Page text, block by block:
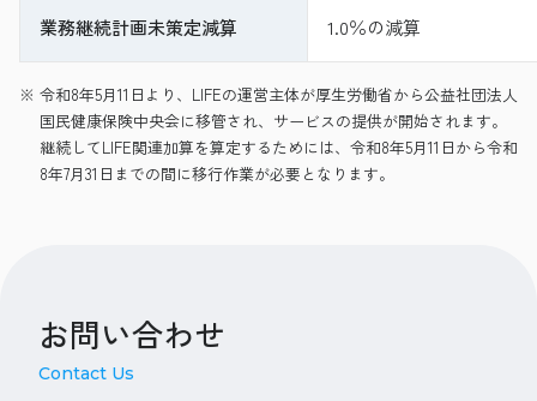
業務継続計画未策定減算 1.0％の減算
※ 令和8年5月11日より、LIFEの運営主体が厚生労働省から公益社団法人
国民健康保険中央会に移管され、サービスの提供が開始されます。
継続してLIFE関連加算を算定するためには、令和8年5月11日から令和
8年7月31日までの間に移行作業が必要となります。
お問い合わせ
Contact Us